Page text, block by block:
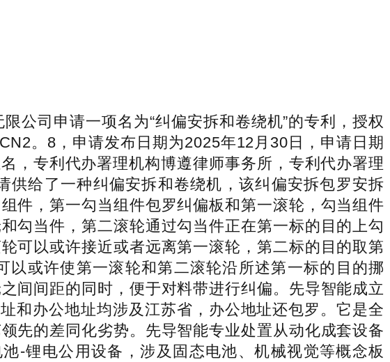
司申请一项名为“纠偏安拆和卷绕机”的专利，授权
。8，申请发布日期为2025年12月30日，申请日期
，专利代办署理机构博遵律师事务所，专利代办署理
供给了一种纠偏安拆和卷绕机，该纠偏安拆包罗安拆
件，第一勾当组件包罗纠偏板和第一滚轮，勾当组件
勾当件，第二滚轮通过勾当件正在第一标的目的上勾
可以或许接近或者远离第一滚轮，第二标的目的取第
或许使第一滚轮和第二滚轮沿所述第一标的目的挪
间间距的同时，便于对料带进行纠偏。先导智能成立
和办公地址均涉及江苏省，办公地址还包罗。它是全
先的差同化劣势。先导智能专业处置从动化成套设备
-锂电公用设备，涉及固态电池、机械视觉等概念板